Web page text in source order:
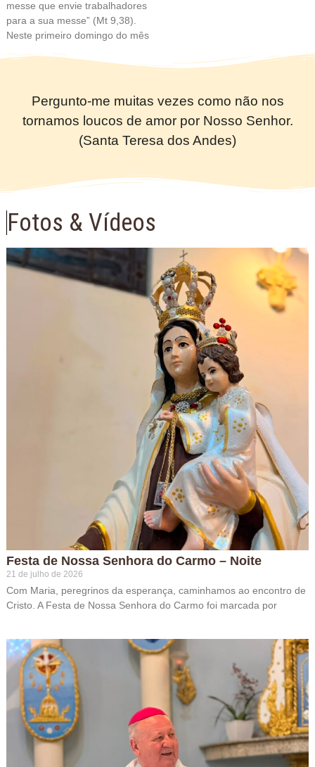
messe que envie trabalhadores
para a sua messe” (Mt 9,38).
Neste primeiro domingo do mês
Pergunto-me muitas vezes como não nos
tornamos loucos de amor por Nosso Senhor.
(Santa Teresa dos Andes)
Fotos & Vídeos
Festa de Nossa Senhora do Carmo – Noite
21 de julho de 2026
Com Maria, peregrinos da esperança, caminhamos ao encontro de
Cristo. A Festa de Nossa Senhora do Carmo foi marcada por